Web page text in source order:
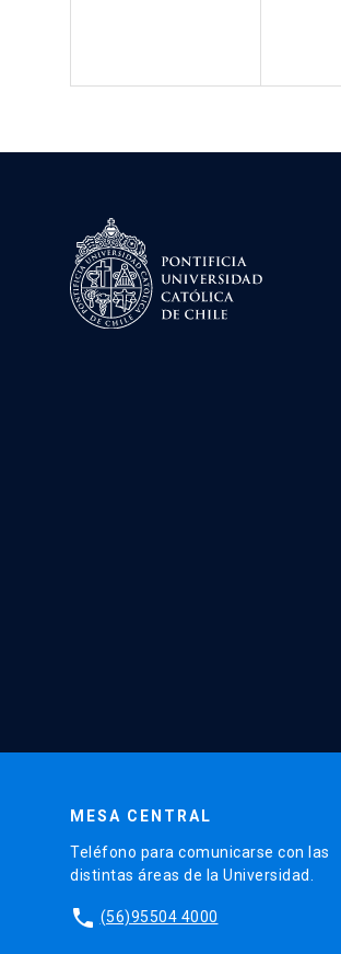
MESA CENTRAL
Teléfono para comunicarse con las
distintas áreas de la Universidad.
phone (56)95504 4000